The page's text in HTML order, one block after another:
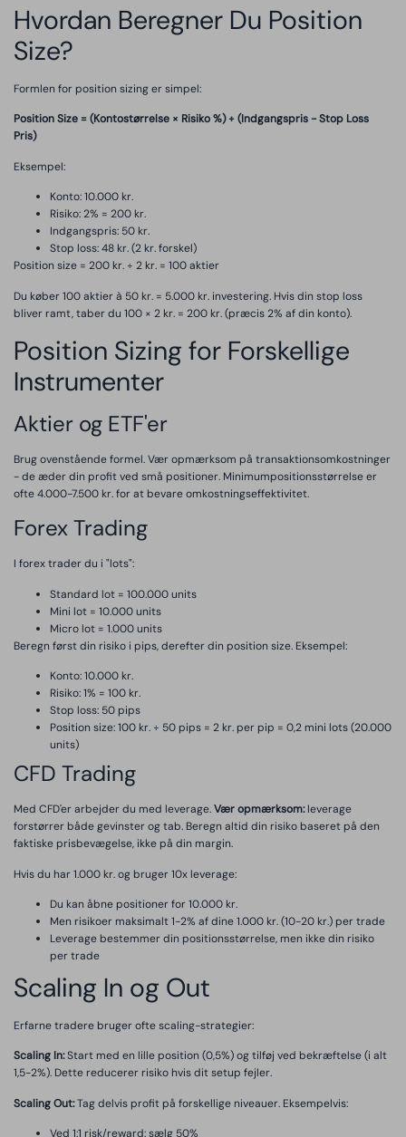
Hvordan Beregner Du Position
Size?
Formlen for position sizing er simpel:
Position Size = (Kontostørrelse × Risiko %) ÷ (Indgangspris - Stop Loss
Pris)
Eksempel:
Konto: 10.000 kr.
Risiko: 2% = 200 kr.
Indgangspris: 50 kr.
Stop loss: 48 kr. (2 kr. forskel)
Position size = 200 kr. ÷ 2 kr. = 100 aktier
Du køber 100 aktier à 50 kr. = 5.000 kr. investering. Hvis din stop loss
bliver ramt, taber du 100 × 2 kr. = 200 kr. (præcis 2% af din konto).
Position Sizing for Forskellige
Instrumenter
Aktier og ETF'er
Brug ovenstående formel. Vær opmærksom på transaktionsomkostninger
- de æder din profit ved små positioner. Minimumpositionsstørrelse er
ofte 4.000-7.500 kr. for at bevare omkostningseffektivitet.
Forex Trading
I forex trader du i "lots":
Standard lot = 100.000 units
Mini lot = 10.000 units
Micro lot = 1.000 units
Beregn først din risiko i pips, derefter din position size. Eksempel:
Konto: 10.000 kr.
Risiko: 1% = 100 kr.
Stop loss: 50 pips
Position size: 100 kr. ÷ 50 pips = 2 kr. per pip = 0,2 mini lots (20.000
units)
CFD Trading
Med CFD'er arbejder du med leverage.Vær opmærksom:leverage
forstørrer både gevinster og tab. Beregn altid din risiko baseret på den
faktiske prisbevægelse, ikke på din margin.
Hvis du har 1.000 kr. og bruger 10x leverage:
Du kan åbne positioner for 10.000 kr.
Men risikoer maksimalt 1-2% af dine 1.000 kr. (10-20 kr.) per trade
Leverage bestemmer din positionsstørrelse, men ikke din risiko
per trade
Scaling In og Out
Erfarne tradere bruger ofte scaling-strategier:
Scaling In:Start med en lille position (0,5%) og tilføj ved bekræftelse (i alt
1,5-2%). Dette reducerer risiko hvis dit setup fejler.
Scaling Out:Tag delvis profit på forskellige niveauer. Eksempelvis:
Ved 1:1 risk/reward: sælg 50%